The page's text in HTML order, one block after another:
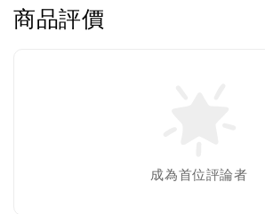
商品評價
成為首位評論者